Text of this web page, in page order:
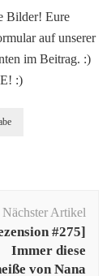
Bilder! Eure
auf unserer
im Beitrag. :)
:)
Nächster Artikel
#275]
Immer diese
von Nana